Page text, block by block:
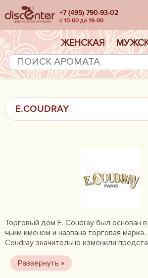
+7 (495) 790-93-02
с 10-00 до 19-00
ЖЕНСКАЯ
E.COUDRAY
Торговый дом E. Coudray был основан
чьим именем и названа торговая
Coudray значительно изменили
классических способах изготовления
он решил объединить гуманитарную и
создать нечто новое, оригинальное.